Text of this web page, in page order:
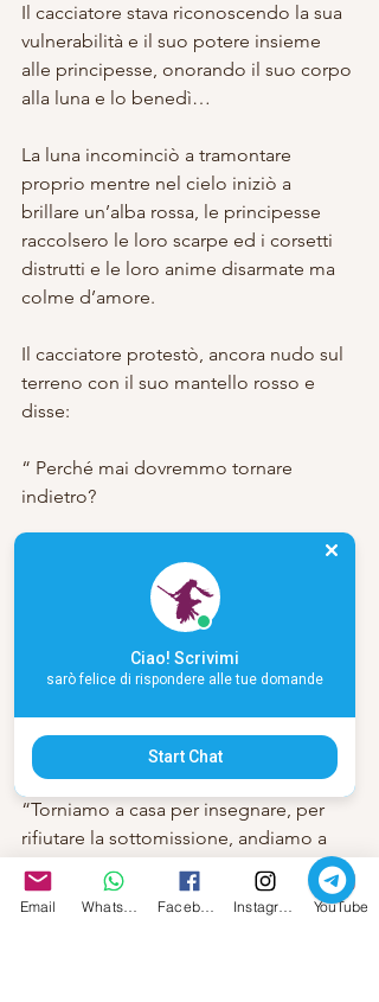
Il cacciatore stava riconoscendo la sua
vulnerabilità e il suo potere insieme
alle principesse, onorando il suo corpo
alla luna e lo benedì…
La luna incominciò a tramontare
proprio mentre nel cielo iniziò a
brillare un’alba rossa, le principesse
raccolsero le loro scarpe ed i corsetti
distrutti e le loro anime disarmate ma
colme d’amore.
Il cacciatore protestò, ancora nudo sul
terreno con il suo mantello rosso e
disse:
“ Perché mai dovremmo tornare
indietro?
Perché dovremmo lasciare questa terra
consacrata dove lo spirito trova la pace
e i nostri corpi la libertà?”
morbidi si appoggio a lui, lo strinse
forte al cuore, e guardandolo disse:
“Torniamo a casa per insegnare, per
rifiutare la sottomissione, andiamo a
casa per mostrare le fiamme, fiamme
che non possono più essere represse.”
Email YouTube
Ciao! Scrivimi
sarò felice di rispondere alle tue domande
Start Chat